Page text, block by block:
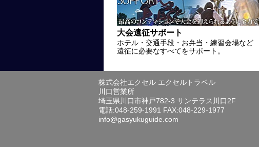
大会遠征サポート
ホテル・交通手段・お弁当・練習会場など
遠征に必要なすべてをサポート。
株式会社エクセル エクセルトラベル
川口営業所
埼玉県川口市神戸782-3 サンテラス川口2F
電話:048-259-1991 FAX:048-229-1977
info@gasyukuguide.com